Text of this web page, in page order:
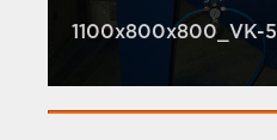
1100x800x800_VK-5